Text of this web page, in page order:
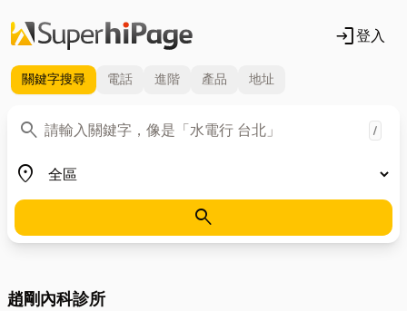
login登入
關鍵字搜尋 電話 進階 產品 地址
search
關鍵字 /
place
地區
search
趙剛內科診所